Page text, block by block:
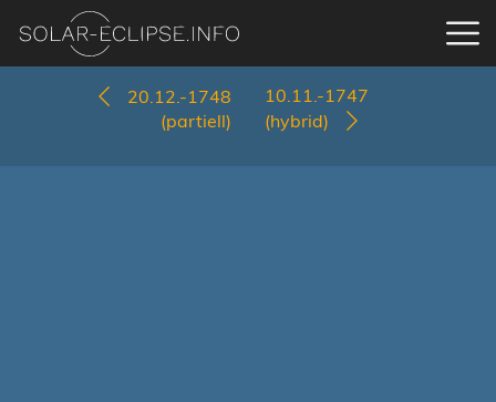
20.12.-1748
(partiell)
10.11.-1747
(hybrid)